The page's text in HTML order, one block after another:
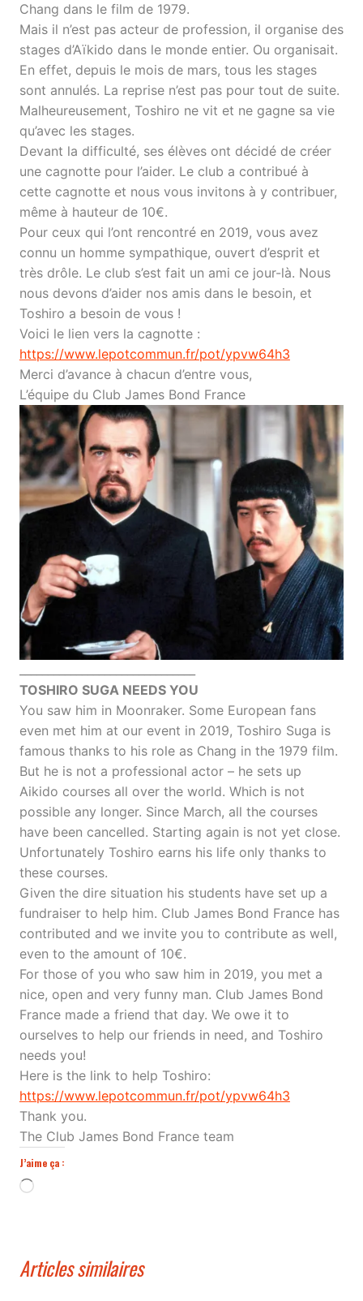
Chang dans le film de 1979.
Mais il n’est pas acteur de profession, il organise des
stages d’Aïkido dans le monde entier. Ou organisait.
En effet, depuis le mois de mars, tous les stages
sont annulés. La reprise n’est pas pour tout de suite.
Malheureusement, Toshiro ne vit et ne gagne sa vie
qu’avec les stages.
Devant la difficulté, ses élèves ont décidé de créer
une cagnotte pour l’aider. Le club a contribué à
cette cagnotte et nous vous invitons à y contribuer,
même à hauteur de 10€.
Pour ceux qui l’ont rencontré en 2019, vous avez
connu un homme sympathique, ouvert d’esprit et
très drôle. Le club s’est fait un ami ce jour-là. Nous
nous devons d’aider nos amis dans le besoin, et
Toshiro a besoin de vous !
Voici le lien vers la cagnotte :
https://www.lepotcommun.fr/pot/ypvw64h3
Merci d’avance à chacun d’entre vous,
L’équipe du Club James Bond France
TOSHIRO SUGA NEEDS YOU
You saw him in Moonraker. Some European fans
even met him at our event in 2019, Toshiro Suga is
famous thanks to his role as Chang in the 1979 film.
But he is not a professional actor – he sets up
Aikido courses all over the world. Which is not
possible any longer. Since March, all the courses
have been cancelled. Starting again is not yet close.
Unfortunately Toshiro earns his life only thanks to
these courses.
Given the dire situation his students have set up a
fundraiser to help him. Club James Bond France has
contributed and we invite you to contribute as well,
even to the amount of 10€.
For those of you who saw him in 2019, you met a
nice, open and very funny man. Club James Bond
France made a friend that day. We owe it to
ourselves to help our friends in need, and Toshiro
needs you!
Here is the link to help Toshiro:
https://www.lepotcommun.fr/pot/ypvw64h3
Thank you.
The Club James Bond France team
J’aime ça :
Chargement…
Articles similaires